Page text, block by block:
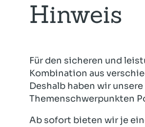
Hinweis
Für den sicheren und
Kombination aus
Deshalb haben wir
Themenschwerpunkten
Ab sofort bieten wir je